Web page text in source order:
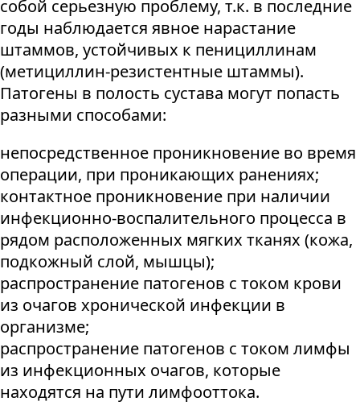
собой серьезную проблему, т.к. в последние
годы наблюдается явное нарастание
штаммов, устойчивых к пенициллинам
(метициллин-резистентные штаммы).
Патогены в полость сустава могут попасть
разными способами:
непосредственное проникновение во время
операции, при проникающих ранениях;
контактное проникновение при наличии
инфекционно-воспалительного процесса в
рядом расположенных мягких тканях (кожа,
подкожный слой, мышцы);
распространение патогенов с током крови
из очагов хронической инфекции в
организме;
распространение патогенов с током лимфы
из инфекционных очагов, которые
находятся на пути лимфооттока.